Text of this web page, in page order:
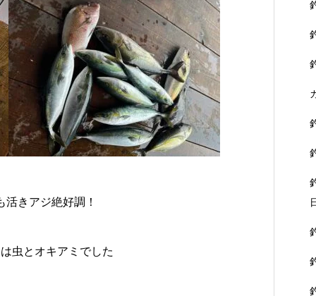
活きアジ絶好調！
虫とオキアミでした